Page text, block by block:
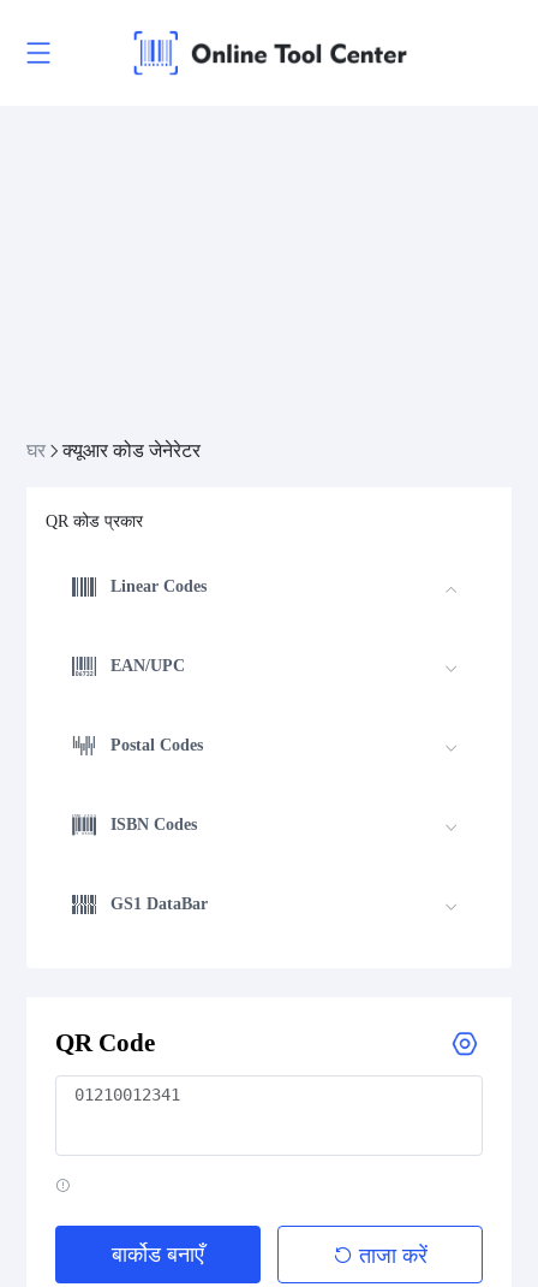
घर क्यूआर कोड जेनेरेटर
QR कोड प्रकार
Linear Codes
EAN/UPC
Postal Codes
ISBN Codes
GS1 DataBar
Data Matrix
QR Code
बार्कोड बनाएँ ताजा करें